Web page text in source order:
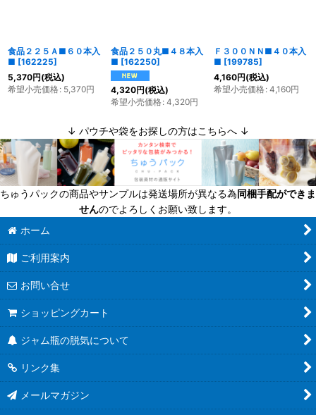
食品２２５Ａ■６０本入
■ [162225]
5,370円(税込)
希望小売価格: 5,370円
食品２５０丸■４８本入
■ [162250]
4,320円(税込)
希望小売価格: 4,320円
Ｆ３００ＮＮ■４０本入
■ [199785]
4,160円(税込)
希望小売価格: 4,160円
↓ パウチや袋をお探しの方はこちらへ ↓
ちゅうパックの商品やサンプルは発送場所が異なる為同梱手配ができま
せんのでよろしくお願い致します。
ホーム
ご利用案内
お問い合せ
ショッピングカート
ジャム瓶の脱気について
リンク集
メールマガジン